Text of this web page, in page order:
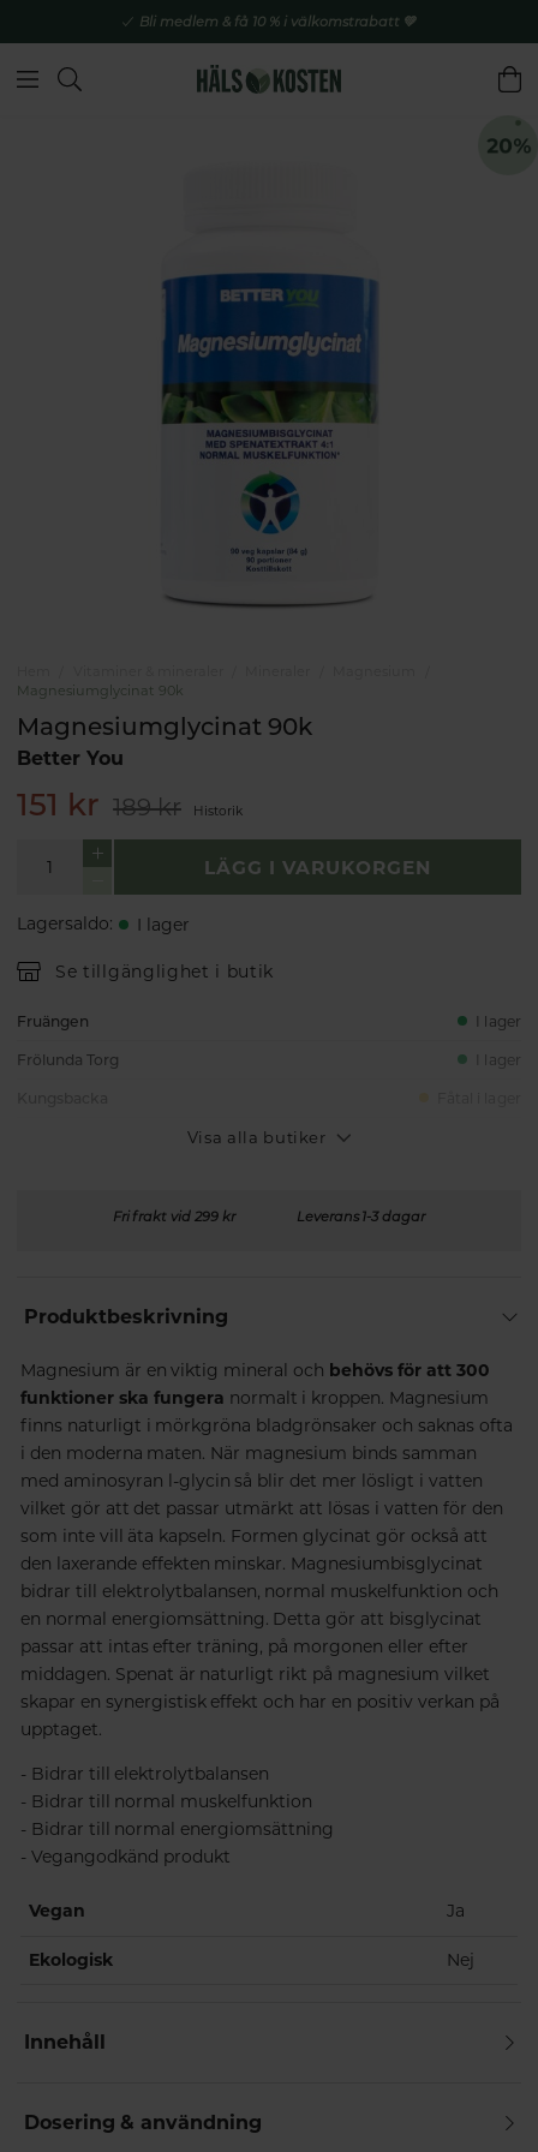
Bli medlem & få 10 % i välkomstrabatt 💚
Magnesiumglycinat 90k
Magnesiumglycinat 90k
Better You
151 kr 189 kr Historik
LÄGG I VARUKORGEN
Lagersaldo: I lager
Se tillgänglighet i butik
Fruängen I lager
Frölunda Torg I lager
Visa alla butiker
Fri frakt vid 299 kr Leverans 1-3 dagar
Produktbeskrivning
Magnesium är en viktig mineral och behövs för att 300
funktioner ska fungera normalt i kroppen. Magnesium
finns naturligt i mörkgröna bladgrönsaker och saknas ofta
i den moderna maten. När magnesium binds samman
med aminosyran l-glycin så blir det mer lösligt i vatten
vilket gör att det passar utmärkt att lösas i vatten för den
som inte vill äta kapseln. Formen glycinat gör också att
den laxerande effekten minskar. Magnesiumbisglycinat
bidrar till elektrolytbalansen, normal muskelfunktion och
en normal energiomsättning. Detta gör att bisglycinat
passar att intas efter träning, på morgonen eller efter
middagen. Spenat är naturligt rikt på magnesium vilket
skapar en synergistisk effekt och har en positiv verkan på
upptaget.
- Bidrar till elektrolytbalansen
- Bidrar till normal muskelfunktion
- Bidrar till normal energiomsättning
- Vegangodkänd produkt
Vegan Ja
Ekologisk Nej
Innehåll
Dosering & användning